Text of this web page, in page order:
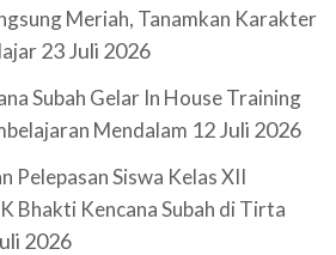
Meriah, Tanamkan Karakter
23 Juli 2026
Subah Gelar In House Training
Mendalam 12 Juli 2026
Pelepasan Siswa Kelas XII
Bhakti Kencana Subah di Tirta
2026